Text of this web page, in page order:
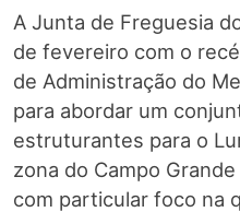
A Junta de Freguesia
de fevereiro com o
de Administração do
para abordar um
estruturantes para o
zona do Campo
com particular foco na